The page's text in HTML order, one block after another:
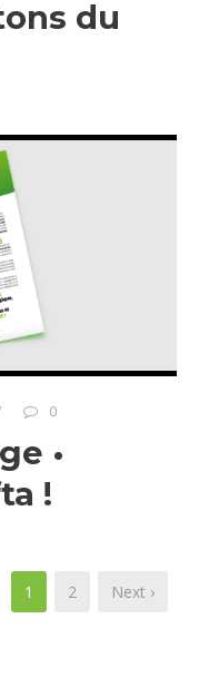
du
0
•
!
1 2 Next ›